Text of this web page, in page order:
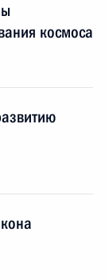
космоса